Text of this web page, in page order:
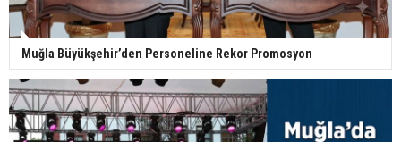
Muğla Büyükşehir’den Personeline Rekor Promosyon